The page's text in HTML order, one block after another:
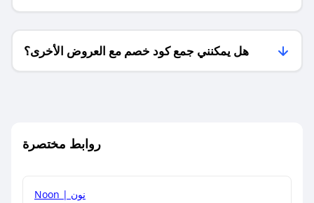
فقط؟
هل يمكنني جمع كود خصم مع العروض الأخرى؟
روابط مختصرة
Noon | نون